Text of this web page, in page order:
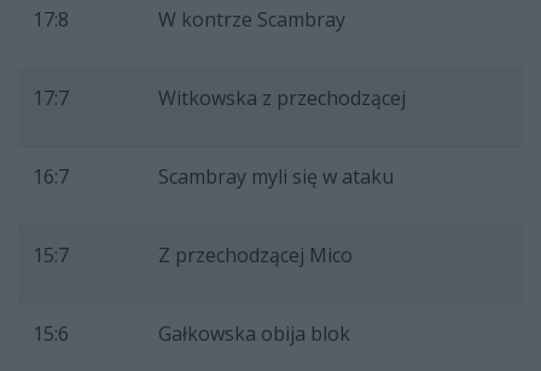
17:8 W kontrze Scambray
17:7 Witkowska z przechodzącej
16:7 Scambray myli się w ataku
15:7 Z przechodzącej Mico
15:6 Gałkowska obija blok